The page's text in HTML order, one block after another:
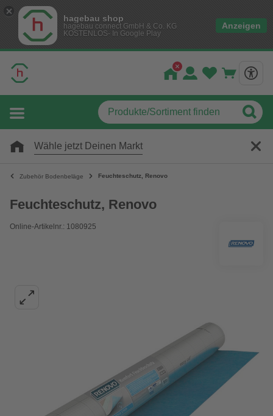
hagebau shop
hagebau connect GmbH & Co. KG
KOSTENLOS- In Google Play
Anzeigen
Wähle jetzt Deinen Markt
Zubehör Bodenbeläge Feuchteschutz, Renovo
Feuchteschutz, Renovo
Online-Artikelnr.: 1080925